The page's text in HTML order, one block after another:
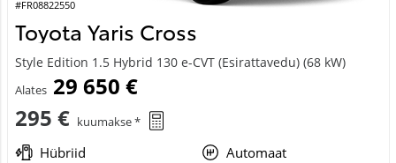
#FR08822550
Toyota Yaris Cross
Style Edition 1.5 Hybrid 130 e-CVT (Esirattavedu) (68 kW)
Alates 29 650 €
295 € kuumakse *
Hübriid
Automaat